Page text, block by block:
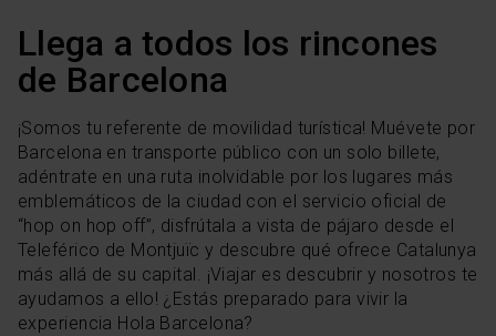
Llega a todos los rincones
de Barcelona
¡Somos tu referente de movilidad turística! Muévete por
Barcelona en transporte público con un solo billete,
adéntrate en una ruta inolvidable por los lugares más
emblemáticos de la ciudad con el servicio oficial de
“hop on hop off”, disfrútala a vista de pájaro desde el
Teleférico de Montjuïc y descubre qué ofrece Catalunya
más allá de su capital. ¡Viajar es descubrir y nosotros te
ayudamos a ello! ¿Estás preparado para vivir la
experiencia Hola Barcelona?